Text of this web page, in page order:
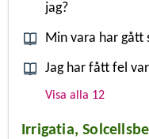
jag?
Min vara har gått
Jag har fått fel
Visa alla 12
Irrigatia,